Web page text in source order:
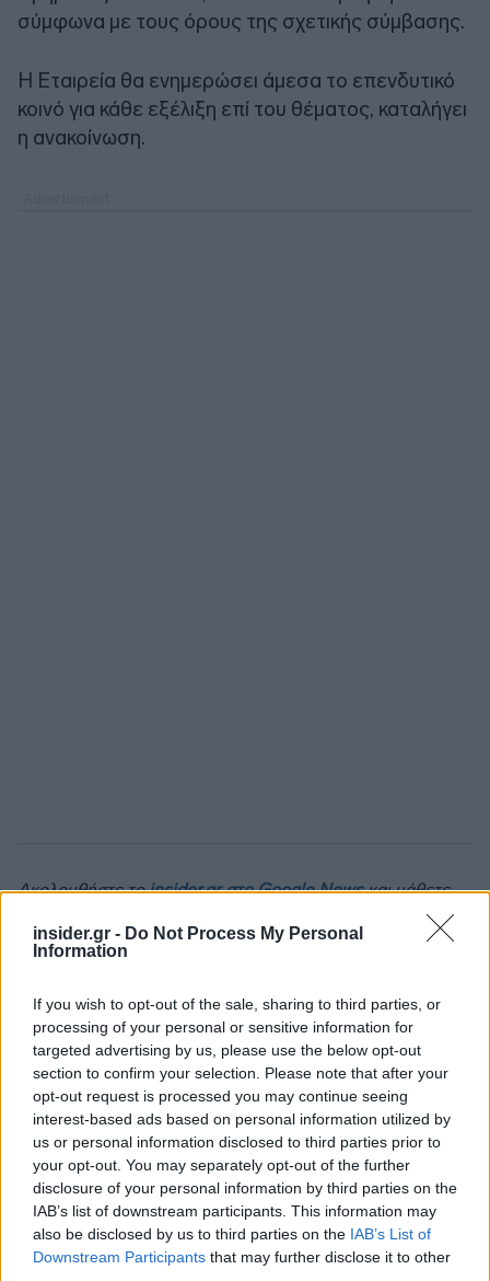
insider.gr - Do Not Process My Personal
Information
If you wish to opt-out of the sale, sharing to third parties, or
processing of your personal or sensitive information for
targeted advertising by us, please use the below opt-out
section to confirm your selection. Please note that after your
opt-out request is processed you may continue seeing
interest-based ads based on personal information utilized by
us or personal information disclosed to third parties prior to
your opt-out. You may separately opt-out of the further
disclosure of your personal information by third parties on the
IAB’s list of downstream participants. This information may
also be disclosed by us to third parties on the IAB’s List of
Downstream Participants that may further disclose it to other
σύμφωνα με τους όρους της σχετικής σύμβασης.
Η Εταιρεία θα ενημερώσει άμεσα το επενδυτικό
κοινό για κάθε εξέλιξη επί του θέματος, καταλήγει
η ανακοίνωση.
Ακολουθήστε τοinsider.gr στο Google Newsκαι μάθετε
από την Ελλάδα και τον κόσμο.